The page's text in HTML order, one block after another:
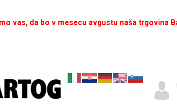
vas, da bo v mesecu avgustu naša trgovina